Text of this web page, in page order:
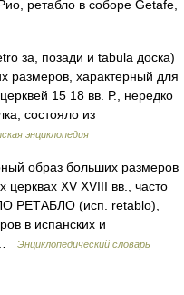
ретабло в соборе Getafe,
за, позади и tabula доска)
характерный для
15 18 вв. Р., нередко
состояло из
энциклопедия
образ больших размеров
церквах XV XVIII вв., часто
РЕТАБЛО (исп. retablo),
в испанских и
…
Энциклопедический словарь